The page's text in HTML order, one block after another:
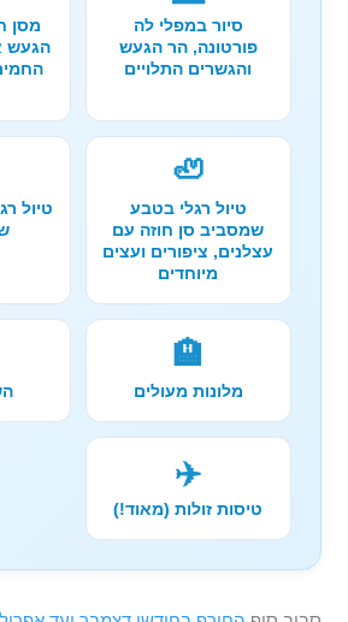
סיור במפלי לה
פורטונה, הר הגעש
והגשרים התלויים
מסן
הגעש
🦥
טיול רגלי בטבע
שמסביב סן חוזה עם
עצלנים, ציפורים ועצים
מיוחדים
טיול
🏨
מלונות מעולים
✈️
טיסות זולות (מאוד!)